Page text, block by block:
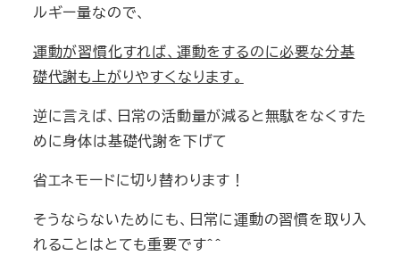
ルギー量なので、
運動が習慣化すれば、運動をするのに必要な分基
礎代謝も上がりやすくなります。
逆に言えば、日常の活動量が減ると無駄をなくすた
めに身体は基礎代謝を下げて
省エネモードに切り替わります！
そうならないためにも、日常に運動の習慣を取り入
れることはとても重要です＾＾